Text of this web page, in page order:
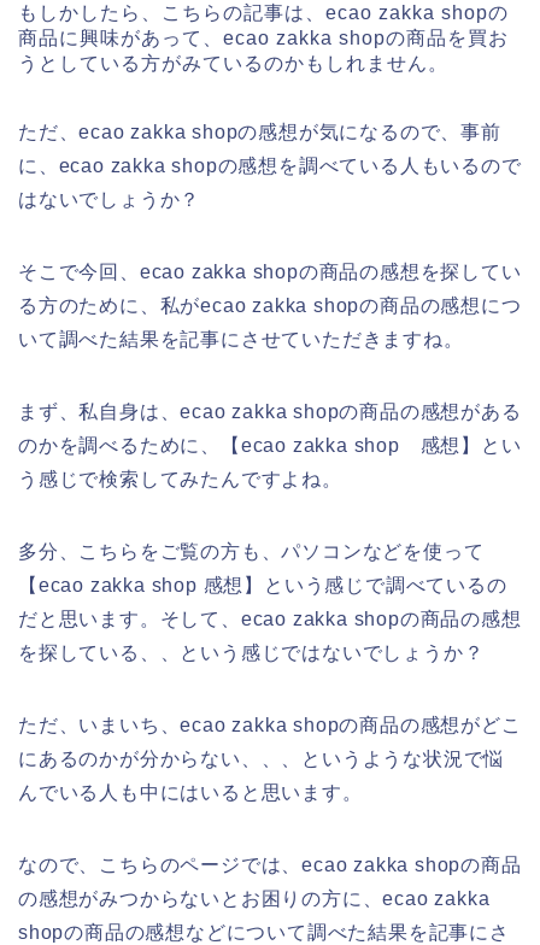
もしかしたら、こちらの記事は、ecao zakka shopの
商品に興味があって、ecao zakka shopの商品を買お
うとしている方がみているのかもしれません。
ただ、ecao zakka shopの感想が気になるので、事前
に、ecao zakka shopの感想を調べている人もいるので
はないでしょうか？
そこで今回、ecao zakka shopの商品の感想を探してい
る方のために、私がecao zakka shopの商品の感想につ
いて調べた結果を記事にさせていただきますね。
まず、私自身は、ecao zakka shopの商品の感想がある
のかを調べるために、【ecao zakka shop 感想】とい
う感じで検索してみたんですよね。
多分、こちらをご覧の方も、パソコンなどを使って
【ecao zakka shop 感想】という感じで調べているの
だと思います。そして、ecao zakka shopの商品の感想
を探している、、という感じではないでしょうか？
ただ、いまいち、ecao zakka shopの商品の感想がどこ
にあるのかが分からない、、、というような状況で悩
んでいる人も中にはいると思います。
なので、こちらのページでは、ecao zakka shopの商品
の感想がみつからないとお困りの方に、ecao zakka
shopの商品の感想などについて調べた結果を記事にさ